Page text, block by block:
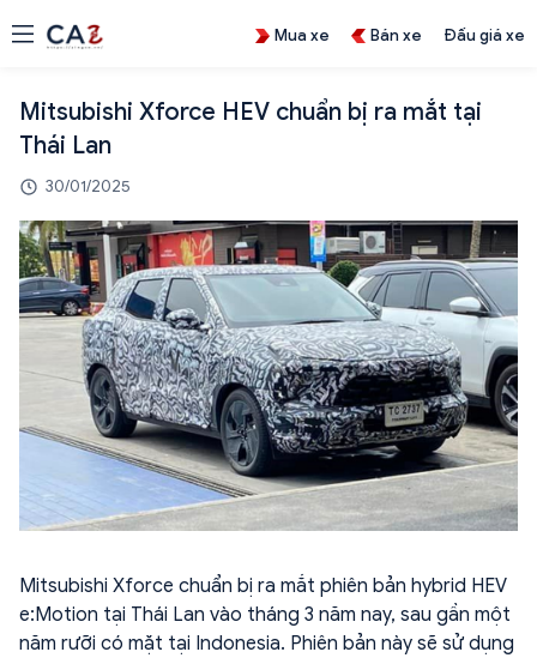
Mua xe Bán xe Đấu giá xe
Mitsubishi Xforce HEV chuẩn bị ra mắt tại
Thái Lan
30/01/2025
Mitsubishi Xforce chuẩn bị ra mắt phiên bản hybrid HEV
e:Motion tại Thái Lan vào tháng 3 năm nay, sau gần một
năm rưỡi có mặt tại Indonesia. Phiên bản này sẽ sử dụng